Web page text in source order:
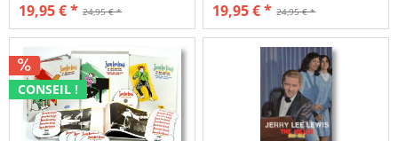
24,95 € *
19,95 € * 24,95 € *
19,95 € *
CONSEIL !